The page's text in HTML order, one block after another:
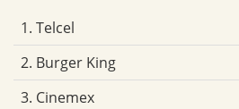
1. Telcel
2. Burger King
3. Cinemex